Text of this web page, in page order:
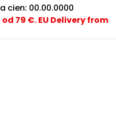
cien: 00.00.0000
79 €. EU Delivery from